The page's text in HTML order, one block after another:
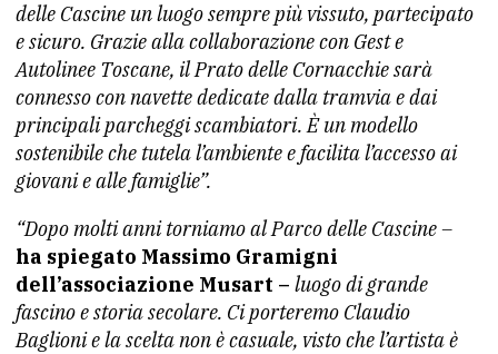
delle Cascine un luogo sempre più vissuto, partecipato
e sicuro. Grazie alla collaborazione con Gest e
Autolinee Toscane, il Prato delle Cornacchie sarà
connesso con navette dedicate dalla tramvia e dai
principali parcheggi scambiatori. È un modello
sostenibile che tutela l’ambiente e facilita l’accesso ai
giovani e alle famiglie”.
“Dopo molti anni torniamo al Parco delle Cascine –
ha spiegato Massimo Gramigni
dell’associazione Musart – luogo di grande
fascino e storia secolare. Ci porteremo Claudio
Baglioni e la scelta non è casuale, visto che l’artista è